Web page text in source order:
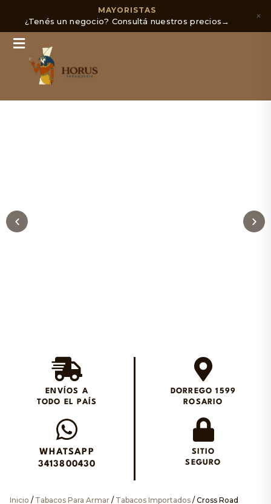
MAYORISTAS
¿Tenés un negocio? Consultá nuestros precios→ ×
Envios en el día en
Rosario
Envianos un WhatsApp
ENVÍOS A
TODO EL PAÍS
DORREGO 1599
ROSARIO
WHATSAPP
3413800430
SITIO
SEGURO
Inicio / Tabacos Para Armar / Tabacos Importados / Cross Road